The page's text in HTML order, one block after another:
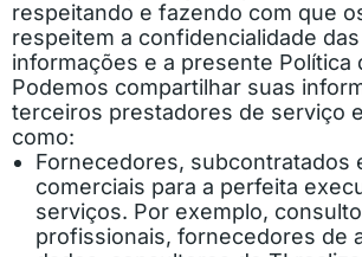
respeitando e fazendo com que
respeitem a confidencialidade
informações e a presente Política
Podemos compartilhar suas
terceiros prestadores de serviço
como:
Fornecedores, subcontratados
comerciais para a perfeita
serviços. Por exemplo,
profissionais, fornecedores de